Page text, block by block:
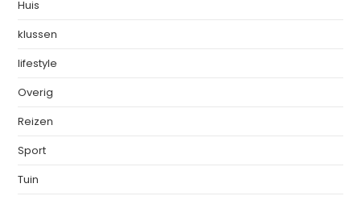
Huis
klussen
lifestyle
Overig
Reizen
Sport
Tuin